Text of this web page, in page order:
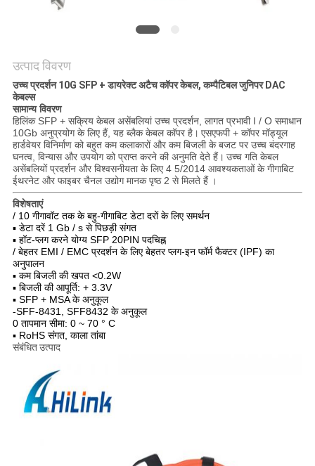
गोपनीयता
नीति
उत्पाद विवरण
उच्च प्रदर्शन 10G SFP + डायरेक्ट अटैच कॉपर केबल, कम्पैटिबल जुनिपर DAC
केबल्स
सामान्य विवरण
हिलिंक SFP + सक्रिय केबल असेंबलियां उच्च प्रदर्शन, लागत प्रभावी I / O समाधान
10Gb अनुप्रयोग के लिए हैं, यह ब्लैक केबल कॉपर है। एसएफपी + कॉपर मॉड्यूल
हार्डवेयर विनिर्माण को बहुत कम कलाकारों और कम बिजली के बजट पर उच्च बंदरगाह
घनत्व, विन्यास और उपयोग को प्राप्त करने की अनुमति देते हैं। उच्च गति केबल
असेंबलियों प्रदर्शन और विश्वसनीयता के लिए 4 5/2014 आवश्यकताओं के गीगाबिट
ईथरनेट और फाइबर चैनल उद्योग मानक पृष्ठ 2 से मिलते हैं।
विशेषताएं
/ 10 गीगावॉट तक के बहु-गीगाबिट डेटा दरों के लिए समर्थन
▪ डेटा दरें 1 Gb / s से पिछड़ी संगत
▪ हॉट-प्लग करने योग्य SFP 20PIN पदचिह्न
/ बेहतर EMI / EMC प्रदर्शन के लिए बेहतर प्लग-इन फॉर्म फैक्टर (IPF) का
अनुपालन
▪ कम बिजली की खपत <0.2W
▪ बिजली की आपूर्ति: + 3.3V
▪ SFP + MSA के अनुकूल
-SFF-8431, SFF8432 के अनुकूल
0 तापमान सीमा: 0 ~ 70 ° C
▪ RoHS संगत, काला तांबा
संबंधित उत्पाद